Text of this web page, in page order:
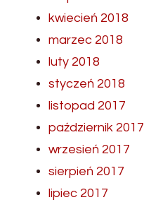
kwiecień 2018
marzec 2018
luty 2018
styczeń 2018
listopad 2017
październik 2017
wrzesień 2017
sierpień 2017
lipiec 2017